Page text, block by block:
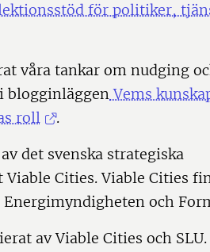
för politiker,
våra tankar om nudging
blogginläggenVems
roll
.
det svenska strategiska
Cities. Viable Cities
och
av Viable Cities och